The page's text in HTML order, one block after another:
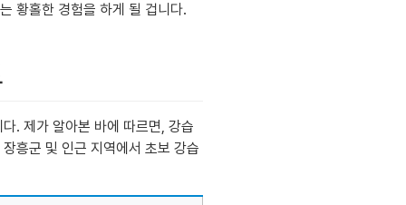
황홀한 경험을 하게 될 겁니다.
. 제가 알아본 바에 따르면, 강습
흥군 및 인근 지역에서 초보 강습